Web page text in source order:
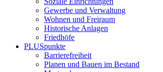
Gewerbe und Verwaltung
Wohnen und Freiraum
Historische Anlagen
Friedhöfe
PLUSpunkte
Barrierefreiheit
Planen und Bauen im Bestand